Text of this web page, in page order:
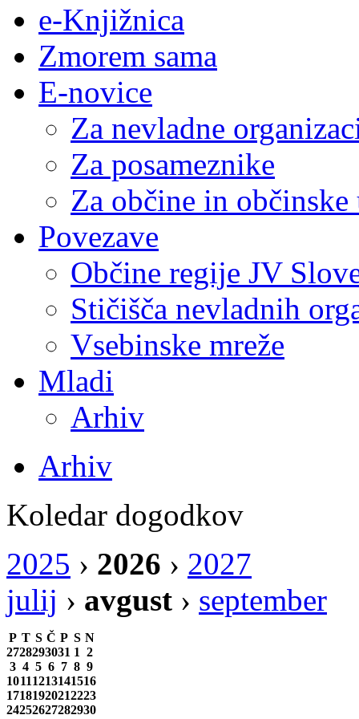
e-Knjižnica
Zmorem sama
E-novice
Za nevladne
Za posameznike
Za občine in občinske
Povezave
Občine regije JV
Stičišča nevladnih
Vsebinske mreže
Mladi
Arhiv
Arhiv
Koledar dogodkov
2025 › 2026 › 2027
julij › avgust › september
P T S Č P S N
2728293031 1 2
3 4 5 6 7 8 9
10111213141516
17181920212223
24252627282930